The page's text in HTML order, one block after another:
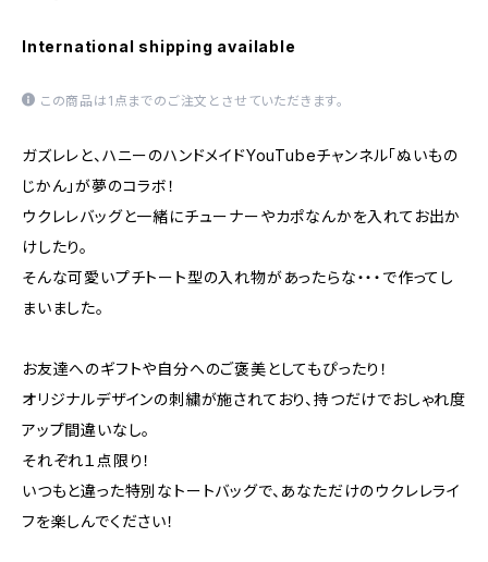
International shipping available
この商品は1点までのご注文とさせていただきます。
ガズレレと、ハニーのハンドメイドYouTubeチャンネル「ぬいもの
じかん」が夢のコラボ！
ウクレレバッグと一緒にチューナーやカポなんかを入れてお出か
けしたり。
そんな可愛いプチトート型の入れ物があったらな・・・で作ってし
まいました。
お友達へのギフトや自分へのご褒美としてもぴったり！
オリジナルデザインの刺繍が施されており、持つだけでおしゃれ度
アップ間違いなし。
それぞれ１点限り！
いつもと違った特別なトートバッグで、あなただけのウクレレライ
フを楽しんでください！